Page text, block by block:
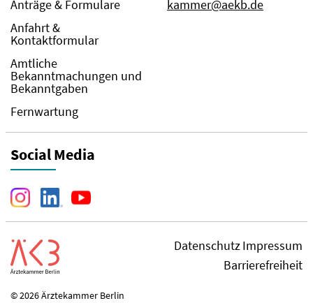
Anträge & Formulare
Anfahrt &
Kontaktformular
Amtliche
Bekanntmachungen und
Bekanntgaben
Fernwartung
kammer@aekb.de
Social Media
DatenschutzImpressum
Barrierefreiheit
© 2026 Ärztekammer Berlin